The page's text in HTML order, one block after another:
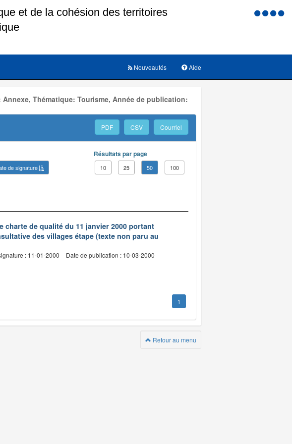
Menu
Aide
Nouveautés
Thématique: Tourisme, Année de publication:
PDF CSV Courriel
de signature
Résultats par page
10 25 50 100
charte de qualité du 11 janvier 2000 portant
des villages étape (texte non paru au
: 11-01-2000 Date de publication : 10-03-2000
1
Retour au menu